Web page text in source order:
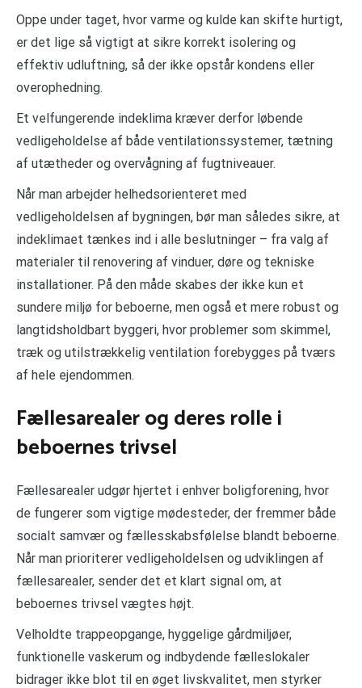
Oppe under taget, hvor varme og kulde kan skifte hurtigt,
er det lige så vigtigt at sikre korrekt isolering og
effektiv udluftning, så der ikke opstår kondens eller
overophedning.
Et velfungerende indeklima kræver derfor løbende
vedligeholdelse af både ventilationssystemer, tætning
af utætheder og overvågning af fugtniveauer.
Når man arbejder helhedsorienteret med
vedligeholdelsen af bygningen, bør man således sikre, at
indeklimaet tænkes ind i alle beslutninger – fra valg af
materialer til renovering af vinduer, døre og tekniske
installationer. På den måde skabes der ikke kun et
sundere miljø for beboerne, men også et mere robust og
langtidsholdbart byggeri, hvor problemer som skimmel,
træk og utilstrækkelig ventilation forebygges på tværs
af hele ejendommen.
Fællesarealer og deres rolle i
beboernes trivsel
Fællesarealer udgør hjertet i enhver boligforening, hvor
de fungerer som vigtige mødesteder, der fremmer både
socialt samvær og fællesskabsfølelse blandt beboerne.
Når man prioriterer vedligeholdelsen og udviklingen af
fællesarealer, sender det et klart signal om, at
beboernes trivsel vægtes højt.
Velholdte trappeopgange, hyggelige gårdmiljøer,
funktionelle vaskerum og indbydende fælleslokaler
bidrager ikke blot til en øget livskvalitet, men styrker